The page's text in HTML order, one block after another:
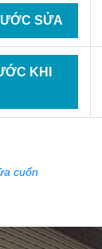
SỬA
KHI
cuốn